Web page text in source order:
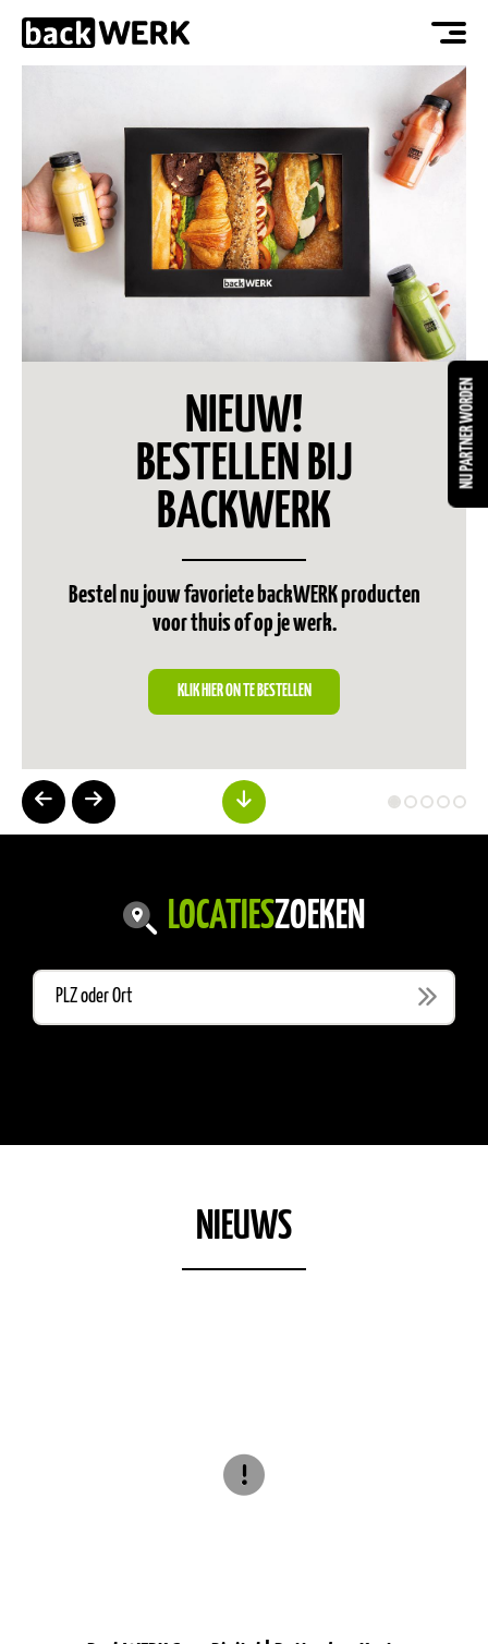
NIEUW!
BESTELLEN BIJ
BACKWERK
Bestel nu jouw favoriete backWERK producten
voor thuis of op je werk.
KLIK HIER ON TE BESTELLEN
NU PARTNER WORDEN
LOCATIESZOEKEN
NIEUWS